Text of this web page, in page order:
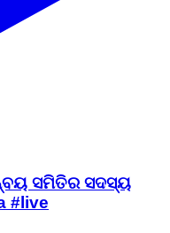
ସମିତିର ସଦସ୍ୟ
#live